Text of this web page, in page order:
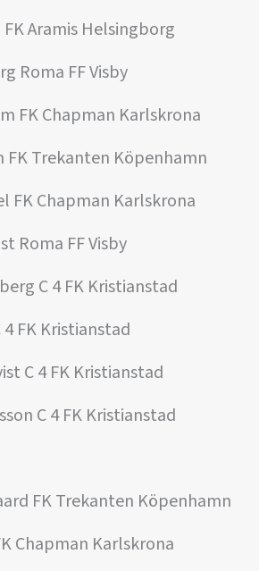
Aramis Helsingborg
Roma FF Visby
FK Chapman Karlskrona
FK Trekanten Köpenhamn
FK Chapman Karlskrona
Roma FF Visby
C 4 FK Kristianstad
FK Kristianstad
C 4 FK Kristianstad
C 4 FK Kristianstad
FK Trekanten Köpenhamn
Chapman Karlskrona